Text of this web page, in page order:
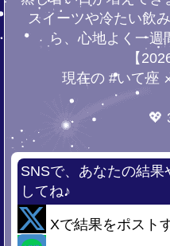
スイーツや冷たい飲
ら、心地よく一週
【
現在の #いて座
💖
SNSで、あなたの結
してね♪
Xで結果をポスト